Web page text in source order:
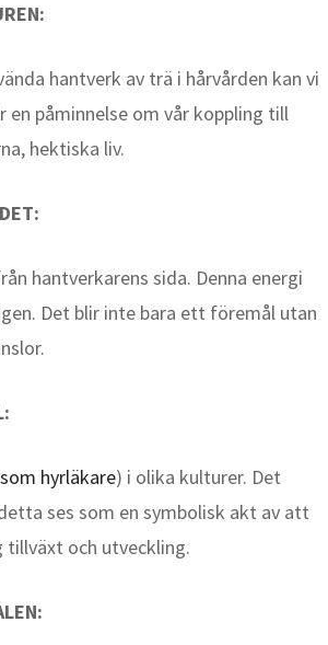
hantverk av trä i hårvården kan vi
påminnelse om vår koppling till
hektiska liv.
hantverkarens sida. Denna energi
Det blir inte bara ett föremål utan
hyrläkare) i olika kulturer. Det
ses som en symbolisk akt av att
tillväxt och utveckling.